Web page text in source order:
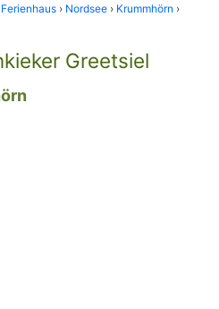
Ferienhaus Nordsee
Krummhörn
Greetsiel